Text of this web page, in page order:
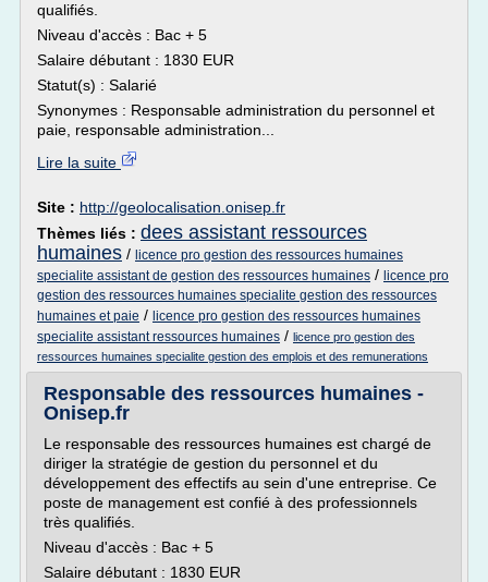
qualifiés.
Niveau d'accès : Bac + 5
Salaire débutant : 1830 EUR
Statut(s) : Salarié
Synonymes : Responsable administration du personnel et
paie, responsable administration...
Lire la suite
Site : http://geolocalisation.onisep.fr
Thèmes liés : dees assistant ressources
humaines / licence pro gestion des ressources humaines
specialite assistant de gestion des ressources humaines / licence pro
gestion des ressources humaines specialite gestion des ressources
humaines et paie / licence pro gestion des ressources humaines
specialite assistant ressources humaines / licence pro gestion des
ressources humaines specialite gestion des emplois et des remunerations
Responsable des ressources humaines -
Onisep.fr
Le responsable des ressources humaines est chargé de
diriger la stratégie de gestion du personnel et du
développement des effectifs au sein d'une entreprise. Ce
poste de management est confié à des professionnels
très qualifiés.
Niveau d'accès : Bac + 5
Salaire débutant : 1830 EUR